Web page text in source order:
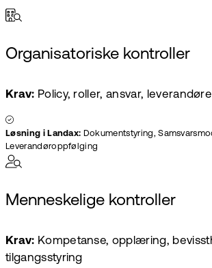
Organisatoriske kontroller
Krav: Policy, roller, ansvar,
Løsning i Landax: Dokumentstyring,
Leverandøroppfølging
Menneskelige kontroller
Krav: Kompetanse, opplæring,
tilgangsstyring